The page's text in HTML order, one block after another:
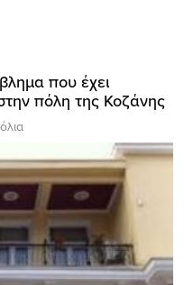
που έχει
πόλη της Κοζάνης